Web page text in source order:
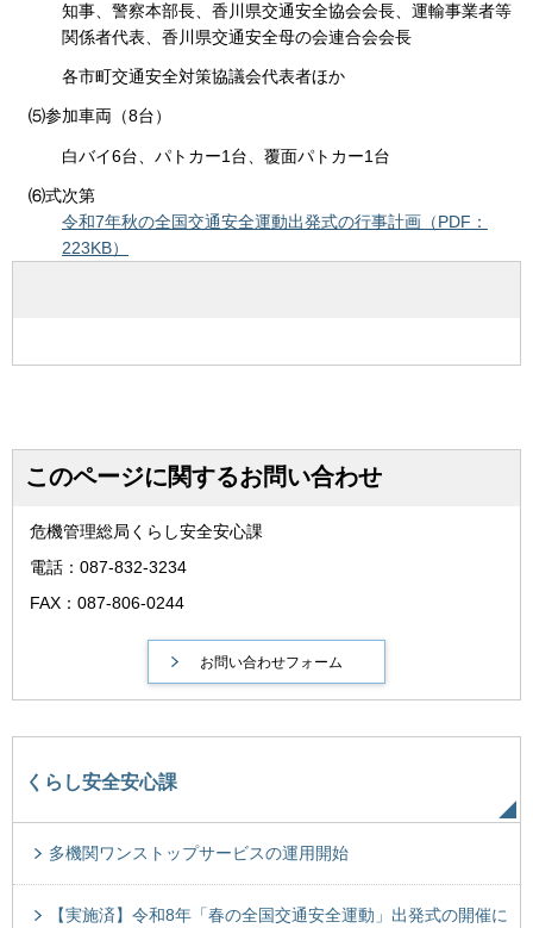
知事、警察本部長、香川県交通安全協会会長、運輸事業者等
関係者代表、香川県交通安全母の会連合会会長
各市町交通安全対策協議会代表者ほか
⑸参加車両（8台）
白バイ6台、パトカー1台、覆面パトカー1台
⑹式次第
令和7年秋の全国交通安全運動出発式の行事計画（PDF：
223KB）
このページに関するお問い合わせ
危機管理総局くらし安全安心課
電話：087-832-3234
FAX：087-806-0244
くらし安全安心課
多機関ワンストップサービスの運用開始
【実施済】令和8年「春の全国交通安全運動」出発式の開催に